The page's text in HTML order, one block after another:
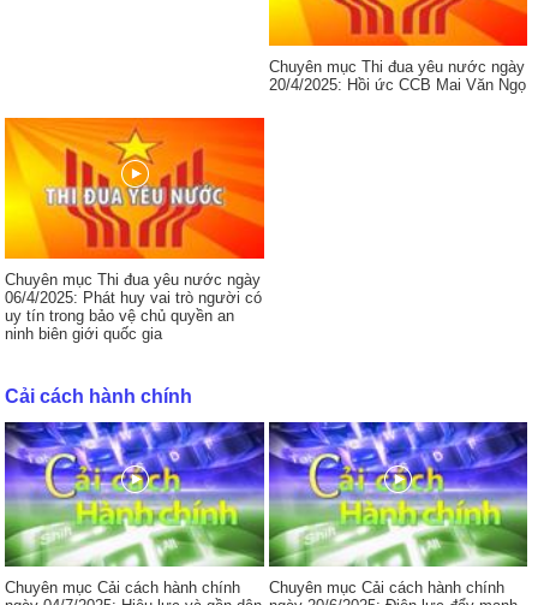
Chuyên mục Thi đua yêu nước ngày
20/4/2025: Hồi ức CCB Mai Văn Ngọ
Chuyên mục Thi đua yêu nước ngày
06/4/2025: Phát huy vai trò người có
uy tín trong bảo vệ chủ quyền an
ninh biên giới quốc gia
Cải cách hành chính
Chuyên mục Cải cách hành chính
Chuyên mục Cải cách hành chính